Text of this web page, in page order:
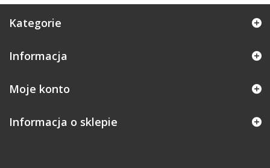
Kategorie
Informacja
Moje konto
Informacja o sklepie